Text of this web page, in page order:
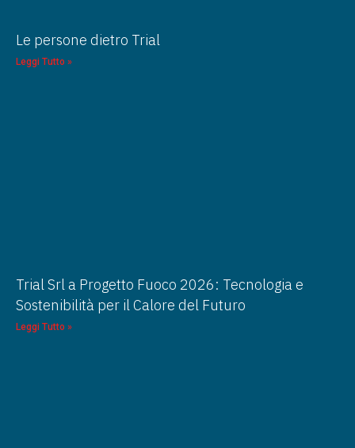
Le persone dietro Trial
Leggi Tutto »
Trial Srl a Progetto Fuoco 2026: Tecnologia e
Sostenibilità per il Calore del Futuro
Leggi Tutto »